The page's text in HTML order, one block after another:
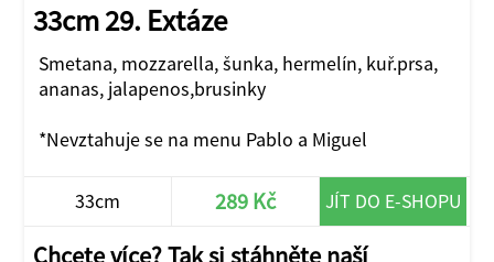
33cm 29. Extáze
Smetana, mozzarella, šunka, hermelín, kuř.prsa,
ananas, jalapenos,brusinky
*Nevztahuje se na menu Pablo a Miguel
33cm 289 Kč JÍT DO E-SHOPU
Chcete více? Tak si stáhněte naší